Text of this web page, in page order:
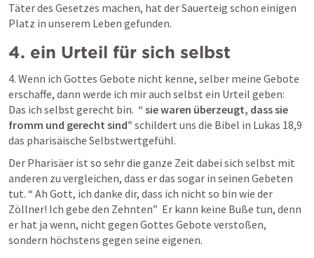
Täter des Gesetzes machen, hat der Sauerteig schon einigen
Platz in unserem Leben gefunden.
4. ein Urteil für sich selbst
4. Wenn ich Gottes Gebote nicht kenne, selber meine Gebote
erschaffe, dann werde ich mir auch selbst ein Urteil geben:
Das ich selbst gerecht bin. “ sie waren überzeugt, dass sie
fromm und gerecht sind” schildert uns die Bibel in Lukas 18,9
das pharisäische Selbstwertgefühl.
Der Pharisäer ist so sehr die ganze Zeit dabei sich selbst mit
anderen zu vergleichen, dass er das sogar in seinen Gebeten
tut. “ Ah Gott, ich danke dir, dass ich nicht so bin wie der
Zöllner! Ich gebe den Zehnten”  Er kann keine Buße tun, denn
er hat ja wenn, nicht gegen Gottes Gebote verstoßen,
sondern höchstens gegen seine eigenen.